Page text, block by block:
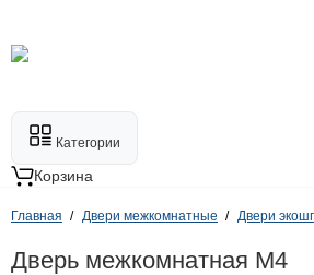
Категории
Корзина
Главная Двери межкомнатные Двери
Дверь межкомнатная M4